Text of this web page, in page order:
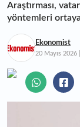
Araştırması,
yöntemleri
Ekonomist
20 Mayıs 2026